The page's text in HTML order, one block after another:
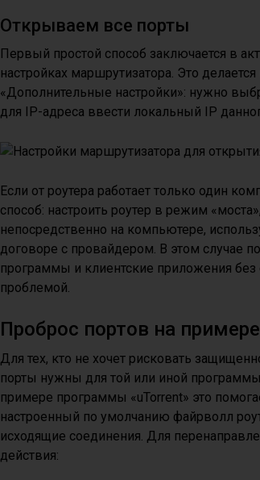
Открываем все порты
Первый простой способ заключается в
настройках маршрутизатора. Это
«Дополнительные настройки»: нужно
для IP-адреса ввести локальный IP
Если от роутера работает только один
способ: настроить роутер в режим
непосредственно на компьютере,
договоре с провайдером. В этом случае
программы и клиентские приложения
проблемой.
Проброс портов на
Для тех, кто не хочет рисковать
порты нужны для той или иной
примере программы «uTorrent» это
настроенный по умолчанию файрволл
исходящие соединения. Для
действия: